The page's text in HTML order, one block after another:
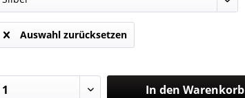
Auswahl zurücksetzen
In den Warenkorb